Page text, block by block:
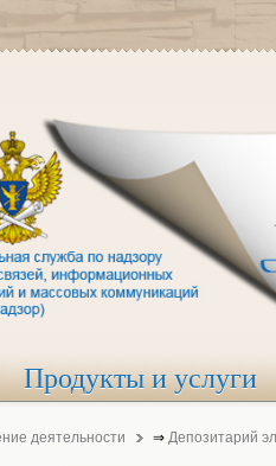
Продукты и услуги
деятельности ⇒ Депозитарий